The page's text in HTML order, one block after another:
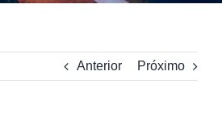
Anterior Próximo